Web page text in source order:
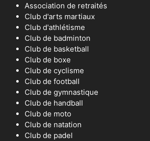
Association de retraités
Club d'arts martiaux
Club d'athlétisme
Club de badminton
Club de basketball
Club de boxe
Club de cyclisme
Club de football
Club de gymnastique
Club de handball
Club de moto
Club de natation
Club de padel